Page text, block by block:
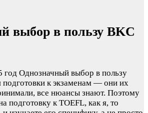
выбор в пользу BKC
год Однозначный выбор в пользу
подготовки к экзаменам — они их
все нюансы знают. Поэтому
подготовку к TOEFL, как я, то